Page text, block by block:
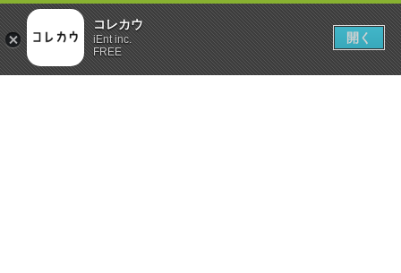
コレカウ
iEnt inc.
FREE
開く